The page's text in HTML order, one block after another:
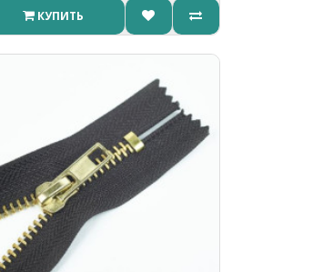
КУПИТЬ